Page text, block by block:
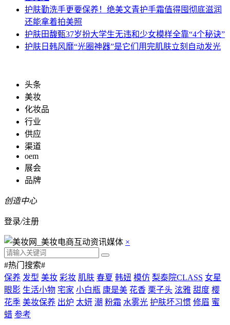
护肤勤洗手更要保养！绝美文青护手霜值得囤彻底滋润
还能拿着拍美照
护肤田馥甄37岁扮大学生无违和少女模样全靠“4个秘诀”
护肤 日韩风靡“光圈神器”是它们用完肌肤立刻自动发光
头条
美妆
化妆品
行业
供应
渠道
oem
展会
品牌
创造中心
登录/注册
×
#热门搜索#
保养 发型 美妆 彩妆 肌肤 春夏 韩妞 模仿 梨泰院CLASS 女星
眼影 生活小物 宅家 小白瓶 康是美 花香 栗子头 泫雅 甜度 樱
花季 美妆保养 出炉 太妍 潮 粉霜 水雾光 护肤坏习惯 修眉 蜜
蜡 参考